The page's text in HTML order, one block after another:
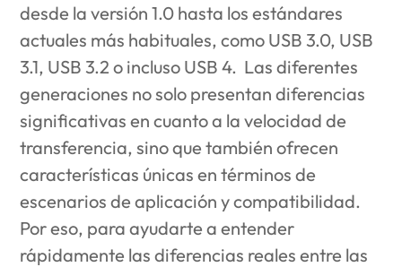
desde la versión 1.0 hasta los estándares
actuales más habituales, como USB 3.0, USB
3.1, USB 3.2 o incluso USB 4. Las diferentes
generaciones no solo presentan diferencias
significativas en cuanto a la velocidad de
transferencia, sino que también ofrecen
características únicas en términos de
escenarios de aplicación y compatibilidad.
Por eso, para ayudarte a entender
rápidamente las diferencias reales entre las